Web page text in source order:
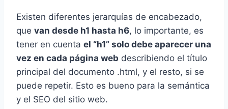
Existen diferentes jerarquías de encabezado,
que van desde h1 hasta h6, lo importante, es
tener en cuenta el “h1” solo debe aparecer una
vez en cada página web describiendo el título
principal del documento .html, y el resto, si se
puede repetir. Esto es bueno para la semántica
y el SEO del sitio web.